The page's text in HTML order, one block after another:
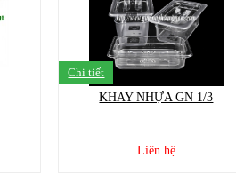
Chi tiết
KHAY NHỰA GN 1/3
Liên hệ